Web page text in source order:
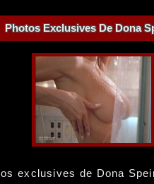
Photos Exclusives De Dona
exclusives de Dona